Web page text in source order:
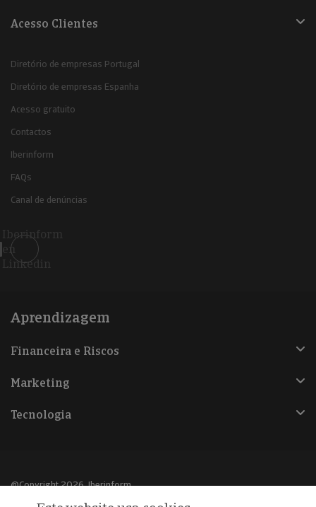
Acesso Clientes
Diretório de empresas Portugal
Diretório de empresas Espanha
Acesso gratuito
Contactos
Iberinform
FAQs
Canal de denúncias
Iberinform
en
Linkedin
Aprendizagem
Financeira e Riscos
Marketing
Tecnologia
@Copyright 2026, Iberinform